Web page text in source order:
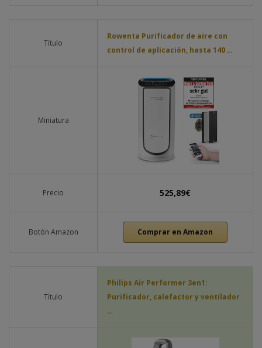
Título
Rowenta Purificador de aire con
control de aplicación, hasta 140 …
Miniatura
Precio 525,89€
Botón Amazon Comprar en Amazon
Título
Philips Air Performer 3en1:
Purificador, calefactor y ventilador
…